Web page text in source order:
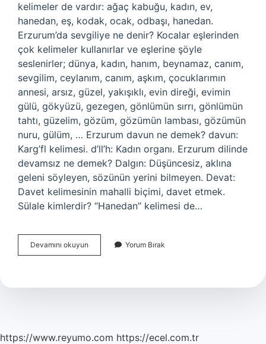
kelimeler de vardır: ağaç kabuğu, kadın, ev,
hanedan, eş, kodak, ocak, odbaşı, hanedan.
Erzurum’da sevgiliye ne denir? Kocalar eşlerinden
çok kelimeler kullanırlar ve eşlerine şöyle
seslenirler; dünya, kadın, hanım, beynamaz, canım,
sevgilim, ceylanım, canım, aşkım, çocuklarımın
annesi, arsız, güzel, yakışıklı, evin direği, evimin
gülü, gökyüzü, gezegen, gönlümün sırrı, gönlümün
tahtı, güzelim, gözüm, gözümün lambası, gözümün
nuru, gülüm, … Erzurum davun ne demek? davun:
Karg’fl kelimesi. d’ll’h: Kadın organı. Erzurum dilinde
devamsız ne demek? Dalgın: Düşüncesiz, aklına
geleni söyleyen, sözünün yerini bilmeyen. Devat:
Davet kelimesinin mahalli biçimi, davet etmek.
Sülale kimlerdir? “Hanedan” kelimesi de…
Devamını okuyun
Kime
Yorum Bırak
https://www.reyumo.com https://ecel.com.tr